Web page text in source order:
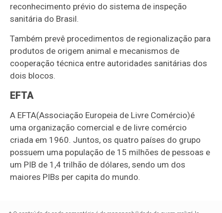
reconhecimento prévio do sistema de inspeção
sanitária do Brasil.
Também prevê procedimentos de regionalização para
produtos de origem animal e mecanismos de
cooperação técnica entre autoridades sanitárias dos
dois blocos.
EFTA
A EFTA(Associação Europeia de Livre Comércio)é
uma organização comercial e de livre comércio
criada em 1960. Juntos, os quatro países do grupo
possuem uma população de 15 milhões de pessoas e
um PIB de 1,4 trilhão de dólares, sendo um dos
maiores PIBs per capita do mundo.